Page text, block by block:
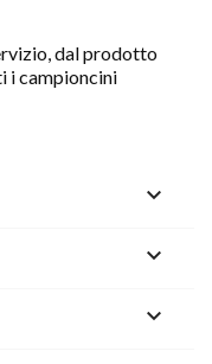
dal prodotto
i campioncini


